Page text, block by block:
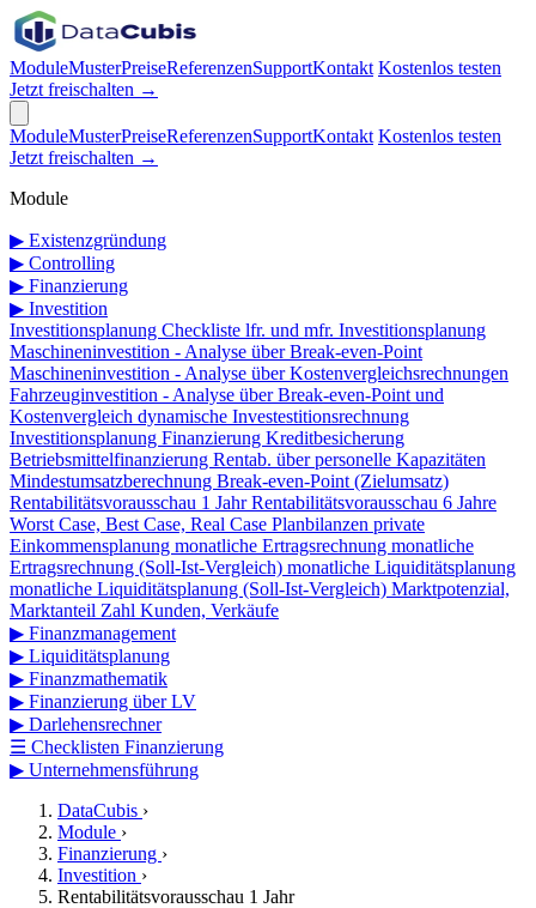
ModuleMusterPreiseReferenzenSupportKontakt Kostenlos testen
Jetzt freischalten →
ModuleMusterPreiseReferenzenSupportKontakt Kostenlos testen
Jetzt freischalten →
Module
▶ Existenzgründung
▶ Controlling
▶ Finanzierung
▶ Investition
Investitionsplanung Checkliste lfr. und mfr. Investitionsplanung
Maschineninvestition - Analyse über Break-even-Point
Maschineninvestition - Analyse über Kostenvergleichsrechnungen
Fahrzeuginvestition - Analyse über Break-even-Point und
Kostenvergleich dynamische Investestitionsrechnung
Investitionsplanung Finanzierung Kreditbesicherung
Betriebsmittelfinanzierung Rentab. über personelle Kapazitäten
Mindestumsatzberechnung Break-even-Point (Zielumsatz)
Rentabilitätsvorausschau 1 JahrRentabilitätsvorausschau 6 Jahre
Worst Case, Best Case, Real Case Planbilanzen private
Einkommensplanung monatliche Ertragsrechnung monatliche
Ertragsrechnung (Soll-Ist-Vergleich) monatliche Liquiditätsplanung
monatliche Liquiditätsplanung (Soll-Ist-Vergleich) Marktpotenzial,
Marktanteil Zahl Kunden, Verkäufe
▶ Finanzmanagement
▶ Liquiditätsplanung
▶ Finanzmathematik
▶ Finanzierung über LV
▶ Darlehensrechner
☰ Checklisten Finanzierung
▶ Unternehmensführung
DataCubis ›
Module ›
Finanzierung ›
Investition ›
Rentabilitätsvorausschau 1 Jahr